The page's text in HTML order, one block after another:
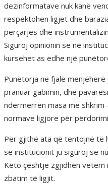
dezinformatave nuk kanë
respektohen ligjet dhe
përçarjes dhe
Siguroj opinionin se në
kursehet as edhe një
Punëtorja në fjalë
pranuar gabimin, dhe
ndërmerren masa me
normave ligjore për
Për gjithë ata që tentojnë të
së institucionit ju siguroj se
Këto çështje zgjidhen
zbatim të ligjit.